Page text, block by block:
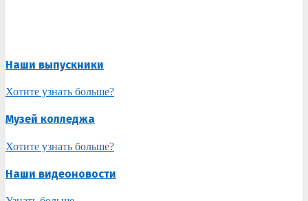
Наши выпускники
Хотите узнать больше?
Музей колледжа
Хотите узнать больше?
Наши видеоновости